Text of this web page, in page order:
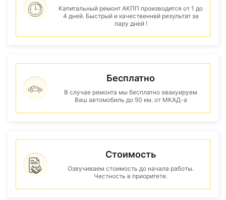
Капитальный ремонт АКПП производится от 1 до
4 дней. Быстрый и качественнвй результат за
пару дней !
Бесплатно
В случае ремонта мы бесплатно эвакуируем
Ваш автомобиль до 50 км. от МКАД-а
Стоимость
Озвучиваем стоимость до начала работы.
Честность в приоритете.